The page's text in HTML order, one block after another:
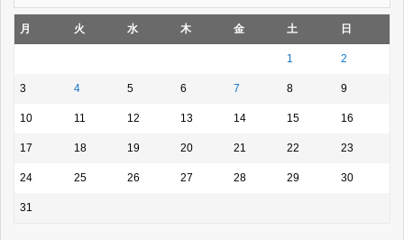
月 火 水 木 金 土 日
1 2
3 4 5 6 7 8 9
10 11 12 13 14 15 16
17 18 19 20 21 22 23
24 25 26 27 28 29 30
31